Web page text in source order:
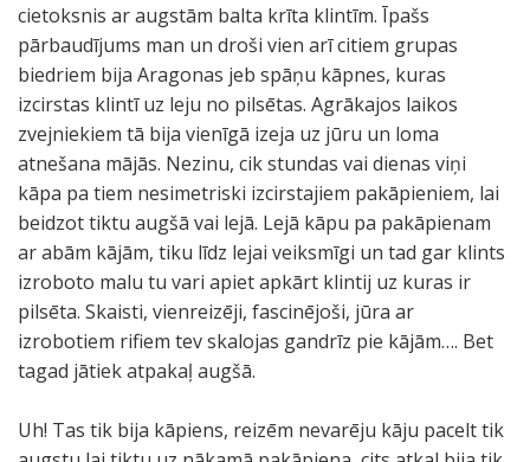
cietoksnis ar augstām balta krīta klintīm. Īpašs
pārbaudījums man un droši vien arī citiem grupas
biedriem bija Aragonas jeb spāņu kāpnes, kuras
izcirstas klintī uz leju no pilsētas. Agrākajos laikos
zvejniekiem tā bija vienīgā izeja uz jūru un loma
atnešana mājās. Nezinu, cik stundas vai dienas viņi
kāpa pa tiem nesimetriski izcirstajiem pakāpieniem, lai
beidzot tiktu augšā vai lejā. Lejā kāpu pa pakāpienam
ar abām kājām, tiku līdz lejai veiksmīgi un tad gar klints
izroboto malu tu vari apiet apkārt klintij uz kuras ir
pilsēta. Skaisti, vienreizēji, fascinējoši, jūra ar
izrobotiem rifiem tev skalojas gandrīz pie kājām…. Bet
tagad jātiek atpakaļ augšā.
Uh! Tas tik bija kāpiens, reizēm nevarēju kāju pacelt tik